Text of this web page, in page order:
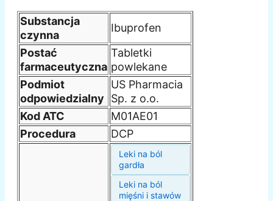
Substancja
czynna
Ibuprofen
Postać
farmaceutyczna
Tabletki
powlekane
Podmiot
odpowiedzialny
US Pharmacia
Sp. z o.o.
Kod ATC
M01AE01
Procedura
DCP
Leki na ból
gardła
Leki na ból
mięśni i stawów